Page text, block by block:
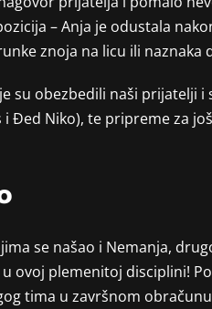
– Anja je odustala
znoja na licu ili naznaka
su obezbedili naši prijatelji i
i Đed Niko), te pripreme za
se našao i Nemanja,
ovoj plemenitoj disciplini!
tima u završnom